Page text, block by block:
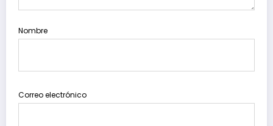
Nombre
Correo electrónico